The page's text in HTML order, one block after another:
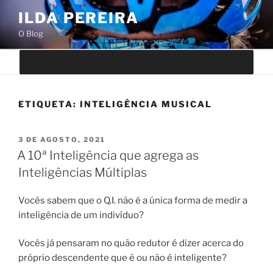
o
conteúdo
ILDA PEREIRA
O Blog
ETIQUETA: INTELIGÊNCIA MUSICAL
PUBLICADO
EM
3 DE AGOSTO, 2021
A 10ª Inteligência que agrega as
Inteligências Múltiplas
Vocês sabem que o Q.I. não é a única forma de medir a
inteligência de um indivíduo?
Vocês já pensaram no quão redutor é dizer acerca do
próprio descendente que é ou não é inteligente?